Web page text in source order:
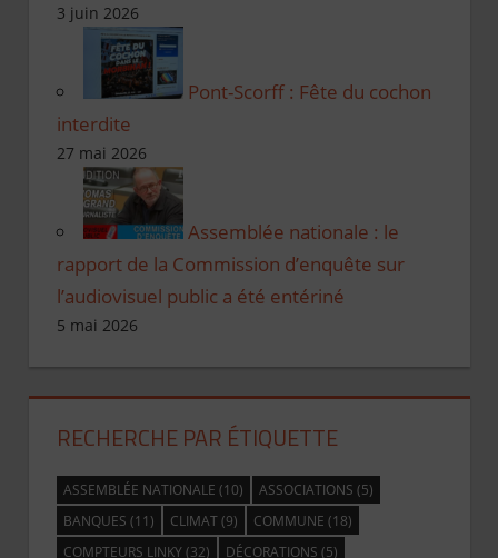
3 juin 2026
Pont-Scorff : Fête du cochon
interdite
27 mai 2026
Assemblée nationale : le
rapport de la Commission d’enquête sur
l’audiovisuel public a été entériné
5 mai 2026
RECHERCHE PAR ÉTIQUETTE
ASSEMBLÉE NATIONALE (10) ASSOCIATIONS (5)
BANQUES (11) CLIMAT(9) COMMUNE (18)
COMPTEURS LINKY(32) DÉCORATIONS (5)